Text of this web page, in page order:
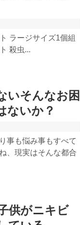
ラージサイズ1個組
殺虫...
いそんなお困
ないか？
事も悩み事もすべて
、現実はそんな都合
供がニキビ